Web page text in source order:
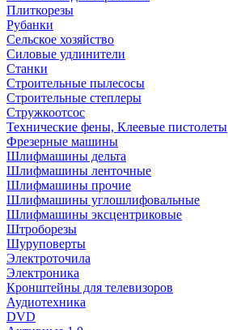
Плиткорезы
Рубанки
Сельское хозяйство
Силовые удлинители
Станки
Строительные пылесосы
Строительные степлеры
Стружкоотсос
Технические фены, Клеевые пистолеты
Фрезерные машины
Шлифмашины дельта
Шлифмашины ленточные
Шлифмашины прочие
Шлифмашины углошлифовальные
Шлифмашины эксцентриковые
Штроборезы
Шуруповерты
Электроточила
Электроника
Кронштейны для телевизоров
Аудиотехника
DVD